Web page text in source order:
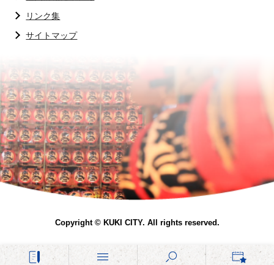
リンク集
サイトマップ
Copyright © KUKI CITY. All rights reserved.